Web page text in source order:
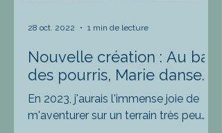
Nouvelle création : Au bal
des pourris, Marie danse...
En 2023, j'aurais l'immense joie de
m'aventurer sur un terrain très peu
28 oct. 2022 1 min de lecture